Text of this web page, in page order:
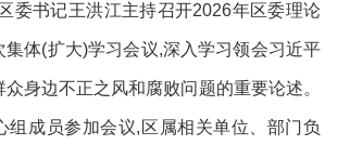
委书记王洪江主持召开2026年区委理论
集体(扩大)学习会议,深入学习领会习近平
身边不正之风和腐败问题的重要论述。
组成员参加会议,区属相关单位、部门负